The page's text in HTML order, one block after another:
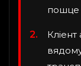
пошце